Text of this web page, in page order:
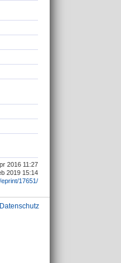
2016 11:27
2019 15:14
17651/
Datenschutz